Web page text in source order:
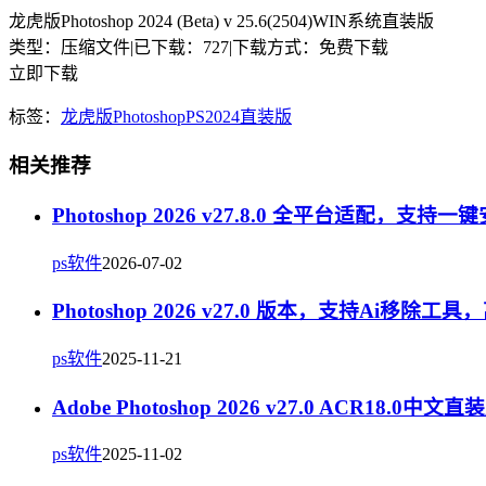
龙虎版Photoshop 2024 (Beta) v 25.6(2504)WIN系统直装版
类型：压缩文件|已下载：727|下载方式：免费下载
立即下载
标签： 龙虎版PhotoshopPS2024直装版
相关推荐
Photoshop 2026 v27.8.0 全平台适配，支持一键
ps软件2026-07-02
Photoshop 2026 v27.0 版本，支持Ai移除工具
ps软件2025-11-21
Adobe Photoshop 2026 v27.0 ACR18.0中文直
ps软件2025-11-02